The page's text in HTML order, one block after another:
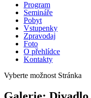
Program
Semináře
Pobyt
Vstupenky
Zpravodaj
Foto
O přehlídce
Kontakty
Vyberte možnost Stránka